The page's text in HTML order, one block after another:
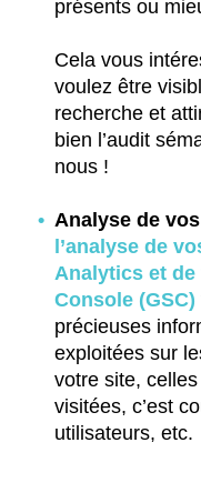
présents ou
Cela vous
voulez être
recherche et
bien l’audit
nous !
Analyse de
l’analyse de
Analytics et de
Console (GSC)
précieuses
exploitées sur
votre site,
visitées, c’est
utilisateurs, etc.